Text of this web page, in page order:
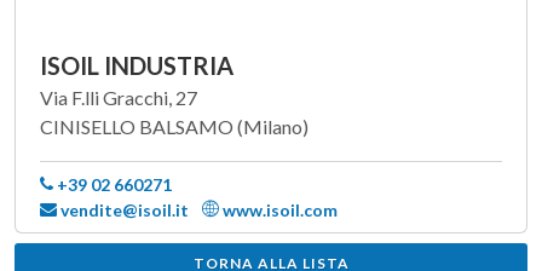
ISOIL INDUSTRIA
Via F.lli Gracchi, 27
CINISELLO BALSAMO (Milano)
+39 02 660271
vendite@isoil.it
www.isoil.com
TORNA ALLA LISTA